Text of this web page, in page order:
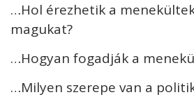
…Hol érezhetik a
magukat?
…Hogyan fogadják a
…Milyen szerepe van a